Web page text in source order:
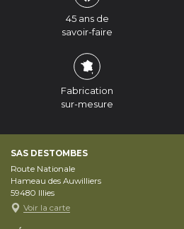
45 ans de
savoir-faire
Fabrication
sur-mesure
SAS DESTOMBES
Route Nationale
Hameau des Auwilliers
59480 Illies
Voir la carte